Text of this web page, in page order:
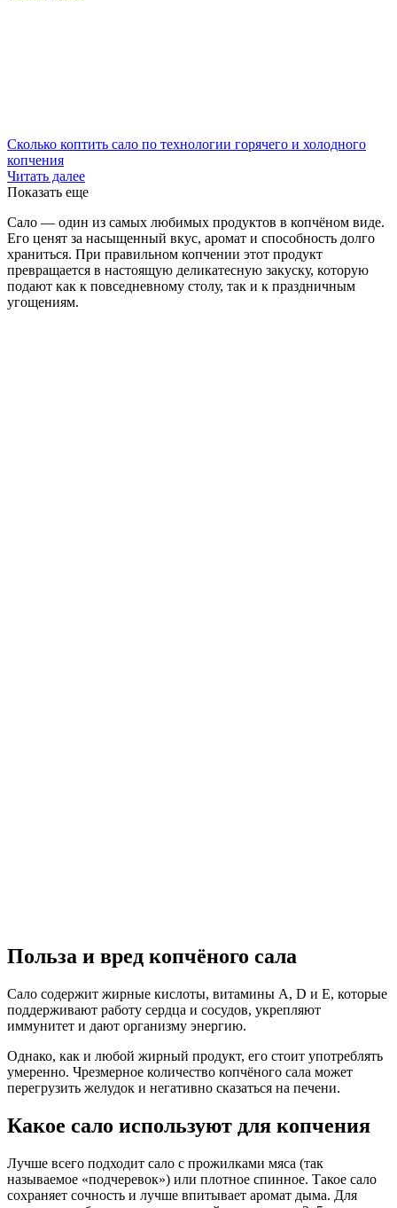
Сколько коптить сало по технологии горячего и холодного
копчения
Читать далее
Показать еще
Сало — один из самых любимых продуктов в копчёном виде.
Его ценят за насыщенный вкус, аромат и способность долго
храниться. При правильном копчении этот продукт
превращается в настоящую деликатесную закуску, которую
подают как к повседневному столу, так и к праздничным
угощениям.
Польза и вред копчёного сала
Сало содержит жирные кислоты, витамины A, D и E, которые
поддерживают работу сердца и сосудов, укрепляют
иммунитет и дают организму энергию.
Однако, как и любой жирный продукт, его стоит употреблять
умеренно. Чрезмерное количество копчёного сала может
перегрузить желудок и негативно сказаться на печени.
Какое сало используют для копчения
Лучше всего подходит сало с прожилками мяса (так
называемое «подчеревок») или плотное спинное. Такое сало
сохраняет сочность и лучше впитывает аромат дыма. Для